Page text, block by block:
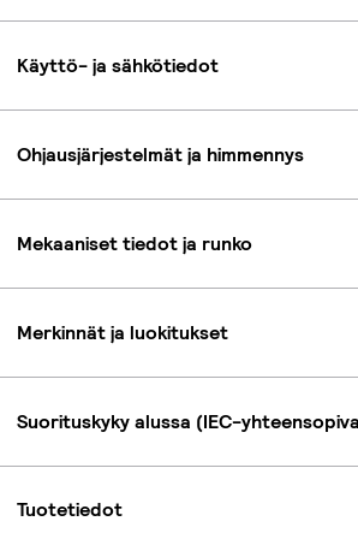
Käyttö- ja sähkötiedot
Ohjausjärjestelmät ja himmennys
Mekaaniset tiedot ja runko
Merkinnät ja luokitukset
Suorituskyky alussa (IEC-
Tuotetiedot